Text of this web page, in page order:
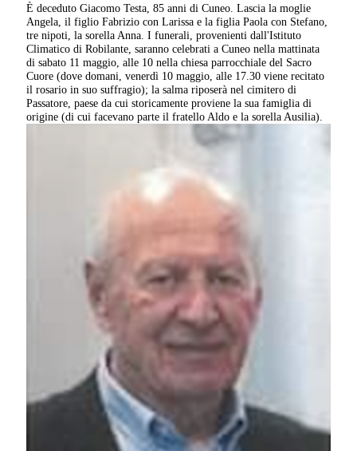
È deceduto Giacomo Testa, 85 anni di Cuneo. Lascia la moglie
Angela, il figlio Fabrizio con Larissa e la figlia Paola con Stefano,
tre nipoti, la sorella Anna. I funerali, provenienti dall'Istituto
Climatico di Robilante, saranno celebrati a Cuneo nella mattinata
di sabato 11 maggio, alle 10 nella chiesa parrocchiale del Sacro
Cuore (dove domani, venerdì 10 maggio, alle 17.30 viene recitato
il rosario in suo suffragio); la salma riposerà nel cimitero di
Passatore, paese da cui storicamente proviene la sua famiglia di
origine (di cui facevano parte il fratello Aldo e la sorella Ausilia).